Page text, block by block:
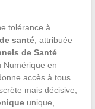
tolérance à
santé, attribuée
de Santé
Numérique en
accès à tous
mais décisive,
unique,